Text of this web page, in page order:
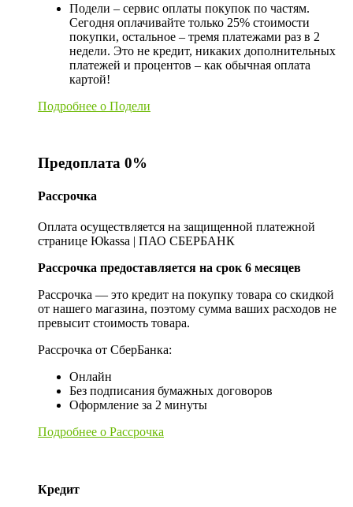
Подели – сервис оплаты покупок по частям.
Сегодня оплачивайте только 25% стоимости
покупки, остальное – тремя платежами раз в 2
недели. Это не кредит, никаких дополнительных
платежей и процентов – как обычная оплата
картой!
Подробнее о Подели
Предоплата 0%
Рассрочка
Оплата осуществляется на защищенной платежной
странице Юkassa | ПАО СБЕРБАНК
Рассрочка предоставляется на срок 6 месяцев
Рассрочка — это кредит на покупку товара со скидкой
от нашего магазина, поэтому сумма ваших расходов не
превысит стоимость товара.
Рассрочка от СберБанка:
Онлайн
Без подписания бумажных договоров
Оформление за 2 минуты
Подробнее о Рассрочка
Кредит